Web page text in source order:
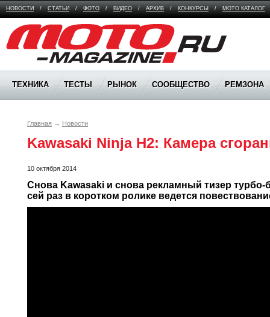
НОВОСТИ / СТАТЬИ / ФОТО / ВИДЕО / АРХИВ / КОНКУРСЫ / МОТО КАТАЛОГ
Moto Magazine
ТЕХНИКА ТЕСТЫ РЫНОК СООБЩЕСТВО РЕМЗОНА
Главная → Новости
Kawasaki Ninja H2: Камера
10 октября 2014
Снова Kawasaki и снова рекламный тизер турбо-
сей раз в коротком ролике ведется